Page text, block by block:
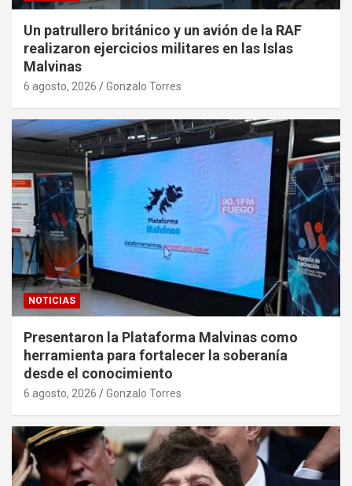
Un patrullero británico y un avión de la RAF
realizaron ejercicios militares en las Islas
Malvinas
6 agosto, 2026 Gonzalo Torres
NOTICIAS
Presentaron la Plataforma Malvinas como
herramienta para fortalecer la soberanía
desde el conocimiento
6 agosto, 2026 Gonzalo Torres